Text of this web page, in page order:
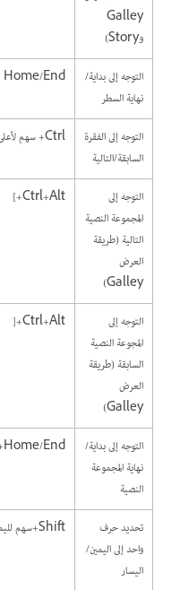
Galley
التوجه إلى بداية/
نهاية السطر
Home/End
التوجه إلى الفقرة
السابقة/التالية
Ctrl+ سهم لأعلى/سهم لأسفل
التوجه إلى
المجموعة النصية
التالية (طريقة
Galley)
Ctrl+Alt+]
التوجه إلى
المجوعة النصية
السابقة (طريقة
Galley)
Ctrl+Alt+[
التوجه إلى بداية/
نهاية المجموعة
Ctrl+Home/End
تحديد حرف
واحد إلى اليمين/
Shift+سهم لليمين/سهم لليسار